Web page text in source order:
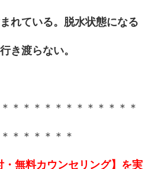
れている。脱水状態になる
き渡らない。
＊＊＊＊＊＊＊＊＊＊＊＊
＊＊＊＊＊＊
・無料カウンセリング】を実